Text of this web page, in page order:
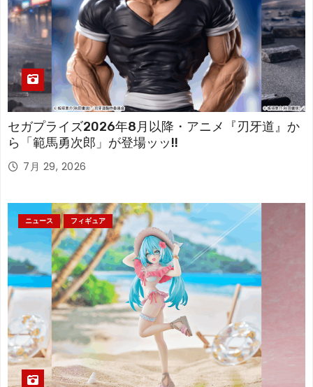
セガプライズ2026年8月以降・アニメ『刃牙道』か
ら「範馬勇次郎」が登場ッッ!!
7月 29, 2026
ニュース フィギュア